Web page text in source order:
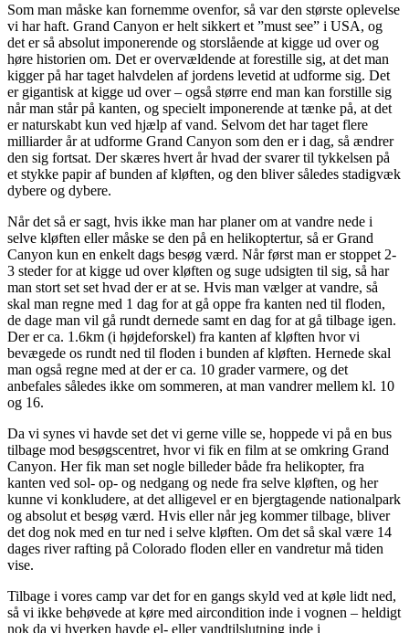
Som man måske kan fornemme ovenfor, så var den største oplevelse
vi har haft. Grand Canyon er helt sikkert et ”must see” i USA, og
det er så absolut imponerende og storslående at kigge ud over og
høre historien om. Det er overvældende at forestille sig, at det man
kigger på har taget halvdelen af jordens levetid at udforme sig. Det
er gigantisk at kigge ud over – også større end man kan forstille sig
når man står på kanten, og specielt imponerende at tænke på, at det
er naturskabt kun ved hjælp af vand. Selvom det har taget flere
milliarder år at udforme Grand Canyon som den er i dag, så ændrer
den sig fortsat. Der skæres hvert år hvad der svarer til tykkelsen på
et stykke papir af bunden af kløften, og den bliver således stadigvæk
dybere og dybere.
Når det så er sagt, hvis ikke man har planer om at vandre nede i
selve kløften eller måske se den på en helikoptertur, så er Grand
Canyon kun en enkelt dags besøg værd. Når først man er stoppet 2-
3 steder for at kigge ud over kløften og suge udsigten til sig, så har
man stort set set hvad der er at se. Hvis man vælger at vandre, så
skal man regne med 1 dag for at gå oppe fra kanten ned til floden,
de dage man vil gå rundt dernede samt en dag for at gå tilbage igen.
Der er ca. 1.6km (i højdeforskel) fra kanten af kløften hvor vi
bevægede os rundt ned til floden i bunden af kløften. Hernede skal
man også regne med at der er ca. 10 grader varmere, og det
anbefales således ikke om sommeren, at man vandrer mellem kl. 10
og 16.
Da vi synes vi havde set det vi gerne ville se, hoppede vi på en bus
tilbage mod besøgscentret, hvor vi fik en film at se omkring Grand
Canyon. Her fik man set nogle billeder både fra helikopter, fra
kanten ved sol- op- og nedgang og nede fra selve kløften, og her
kunne vi konkludere, at det alligevel er en bjergtagende nationalpark
og absolut et besøg værd. Hvis eller når jeg kommer tilbage, bliver
det dog nok med en tur ned i selve kløften. Om det så skal være 14
dages river rafting på Colorado floden eller en vandretur må tiden
vise.
Tilbage i vores camp var det for en gangs skyld ved at køle lidt ned,
så vi ikke behøvede at køre med aircondition inde i vognen – heldigt
nok da vi hverken havde el- eller vandtilslutning inde i